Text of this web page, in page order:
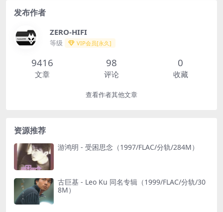
发布作者
ZERO-HIFI
等级 VIP会员[永久]
9416
文章
98
评论
0
收藏
查看作者其他文章
资源推荐
游鸿明 - 受困思念（1997/FLAC/分轨/284M）
古巨基 - Leo Ku 同名专辑（1999/FLAC/分轨/30
8M）